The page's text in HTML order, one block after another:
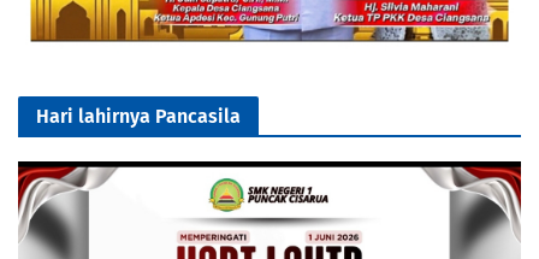
Hari lahirnya Pancasila